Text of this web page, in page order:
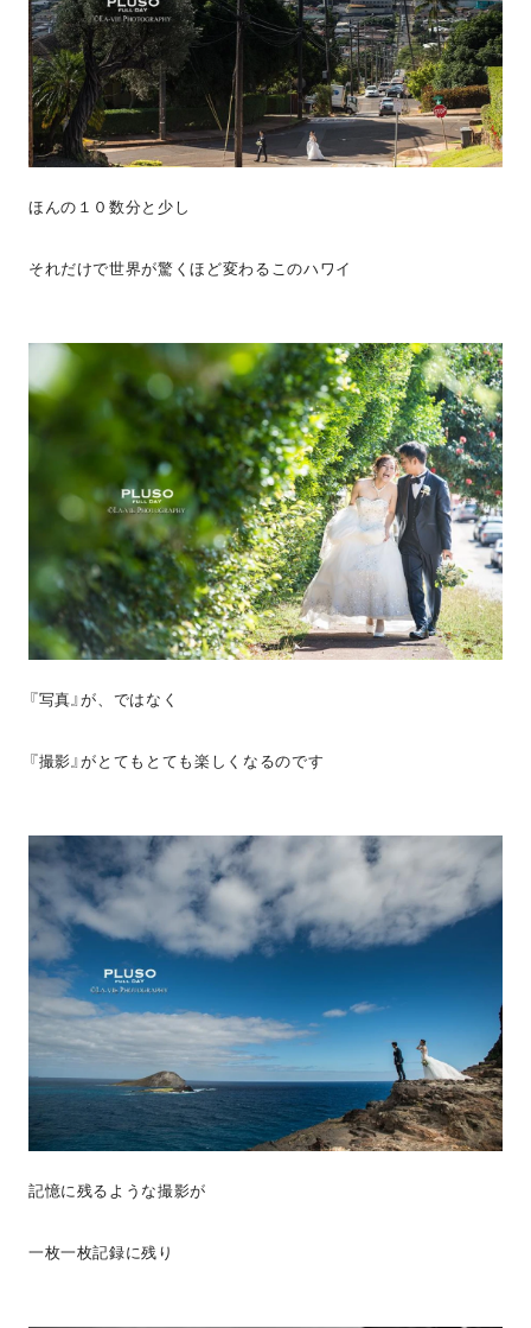
ほんの１０数分と少し
それだけで世界が驚くほど変わるこのハワイ
『写真』が、ではなく
『撮影』がとてもとても楽しくなるのです
記憶に残るような撮影が
一枚一枚記録に残り